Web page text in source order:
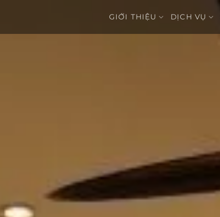
GIỚI THIỆU DỊCH VỤ